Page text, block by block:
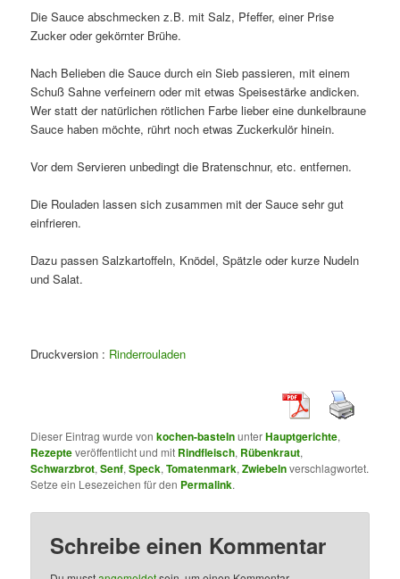
Die Sauce abschmecken z.B. mit Salz, Pfeffer, einer Prise
Zucker oder gekörnter Brühe.
Nach Belieben die Sauce durch ein Sieb passieren, mit einem
Schuß Sahne verfeinern oder mit etwas Speisestärke andicken.
Wer statt der natürlichen rötlichen Farbe lieber eine dunkelbraune
Sauce haben möchte, rührt noch etwas Zuckerkulör hinein.
Vor dem Servieren unbedingt die Bratenschnur, etc. entfernen.
Die Rouladen lassen sich zusammen mit der Sauce sehr gut
einfrieren.
Dazu passen Salzkartoffeln, Knödel, Spätzle oder kurze Nudeln
und Salat.
Druckversion : Rinderrouladen
Dieser Eintrag wurde vonkochen-bastelnunterHauptgerichte,
Rezepteveröffentlicht und mit Rindfleisch, Rübenkraut,
Schwarzbrot,Senf,Speck,Tomatenmark,Zwiebelnverschlagwortet.
Setze ein Lesezeichen für den Permalink.
Schreibe einen Kommentar